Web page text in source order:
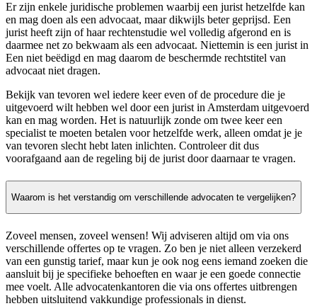
Er zijn enkele juridische problemen waarbij een jurist hetzelfde kan
en mag doen als een advocaat, maar dikwijls beter geprijsd. Een
jurist heeft zijn of haar rechtenstudie wel volledig afgerond en is
daarmee net zo bekwaam als een advocaat. Niettemin is een jurist in
Een niet beëdigd en mag daarom de beschermde rechtstitel van
advocaat niet dragen.
Bekijk van tevoren wel iedere keer even of de procedure die je
uitgevoerd wilt hebben wel door een jurist in Amsterdam uitgevoerd
kan en mag worden. Het is natuurlijk zonde om twee keer een
specialist te moeten betalen voor hetzelfde werk, alleen omdat je je
van tevoren slecht hebt laten inlichten. Controleer dit dus
voorafgaand aan de regeling bij de jurist door daarnaar te vragen.
Waarom is het verstandig om verschillende advocaten te vergelijken?
Zoveel mensen, zoveel wensen! Wij adviseren altijd om via ons
verschillende offertes op te vragen. Zo ben je niet alleen verzekerd
van een gunstig tarief, maar kun je ook nog eens iemand zoeken die
aansluit bij je specifieke behoeften en waar je een goede connectie
mee voelt. Alle advocatenkantoren die via ons offertes uitbrengen
hebben uitsluitend vakkundige professionals in dienst.